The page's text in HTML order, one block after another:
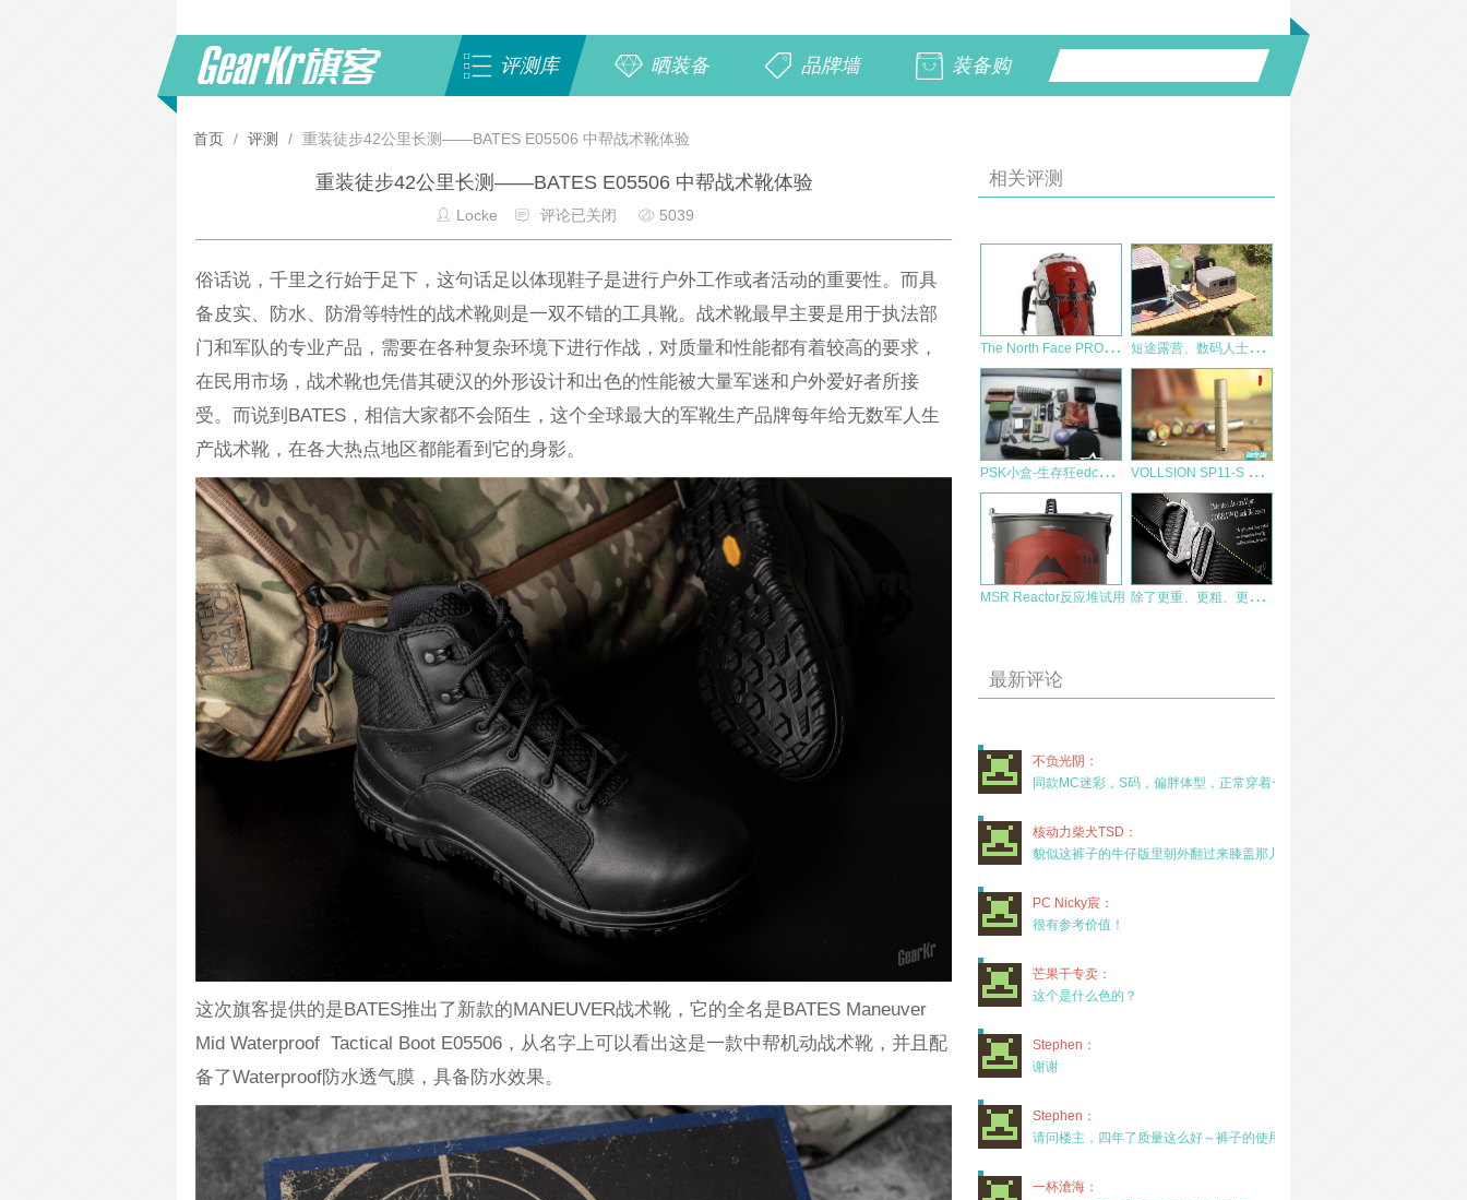
评测库 晒装备 品牌墙 装备购
首页 / 评测 / 重装徒步42公里长测——BATES E05506 中帮战术靴体验
重装徒步42公里长测——BATES E05506 中帮战术靴体验
Locke 评论已关闭 5039
俗话说，千里之行始于足下，这句话足以体现鞋子是进行户外工作或者活动的重要性。而具
备皮实、防水、防滑等特性的战术靴则是一双不错的工具靴。战术靴最早主要是用于执法部
门和军队的专业产品，需要在各种复杂环境下进行作战，对质量和性能都有着较高的要求，
在民用市场，战术靴也凭借其硬汉的外形设计和出色的性能被大量军迷和户外爱好者所接
受。而说到BATES，相信大家都不会陌生，这个全球最大的军靴生产品牌每年给无数军人生
产战术靴，在各大热点地区都能看到它的身影。
这次旗客提供的是BATES推出了新款的MANEUVER战术靴，它的全名是BATES Maneuver
Mid Waterproof Tactical Boot E05506，从名字上可以看出这是一款中帮机动战术靴，并且配
备了Waterproof防水透气膜，具备防水效果。
相关评测
T
he North Face PROPHET45 登山徒步背包 AJ3V 体验报告 短
途露营、数码人士必备！EcoFlow正浩睿RIVER 2户外电源体验
P
SK小盒-生存狂edc的核心和灵魂 V
OLLSION SP11-S 不锈钢AAA手电测评体验
MSR Reactor反应堆试用 除
了更重、更粗、更硬之外 — 评JAKWAZ 重型眼镜蛇扣D环腰带
最新评论
不负光阴：
同款MC迷彩，S码，偏胖体型，正常穿着一年半，没
核动力柴犬TSD：
貌似这裤子的牛仔版里朝外翻过来膝盖那儿有放护膝的
PC Nicky宸：
很有参考价值！
芒果干专卖：
这个是什么色的？
Stephen：
谢谢
Stephen：
请问楼主，四年了质量这么好～裤子的使用率高吗？
一杯滄海：